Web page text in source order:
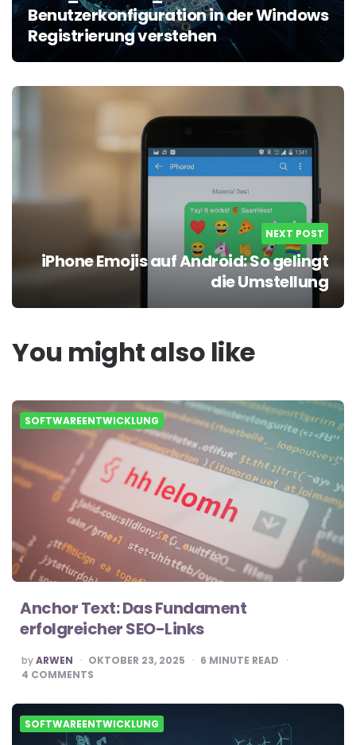
Benutzerkonfiguration in der Windows
Registrierung verstehen
NEXT POST
iPhone Emojis auf Android: So gelingt
die Umstellung
You might also like
SOFTWAREENTWICKLUNG
Anchor Text: Das Fundament
erfolgreicher SEO-Links
POSTED
BY
byARWEN OKTOBER 23, 2025 6 MINUTE READ
4 COMMENTS
SOFTWAREENTWICKLUNG